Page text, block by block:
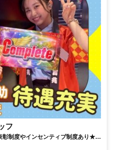
フ
制度やインセンティブ制度あり★フ